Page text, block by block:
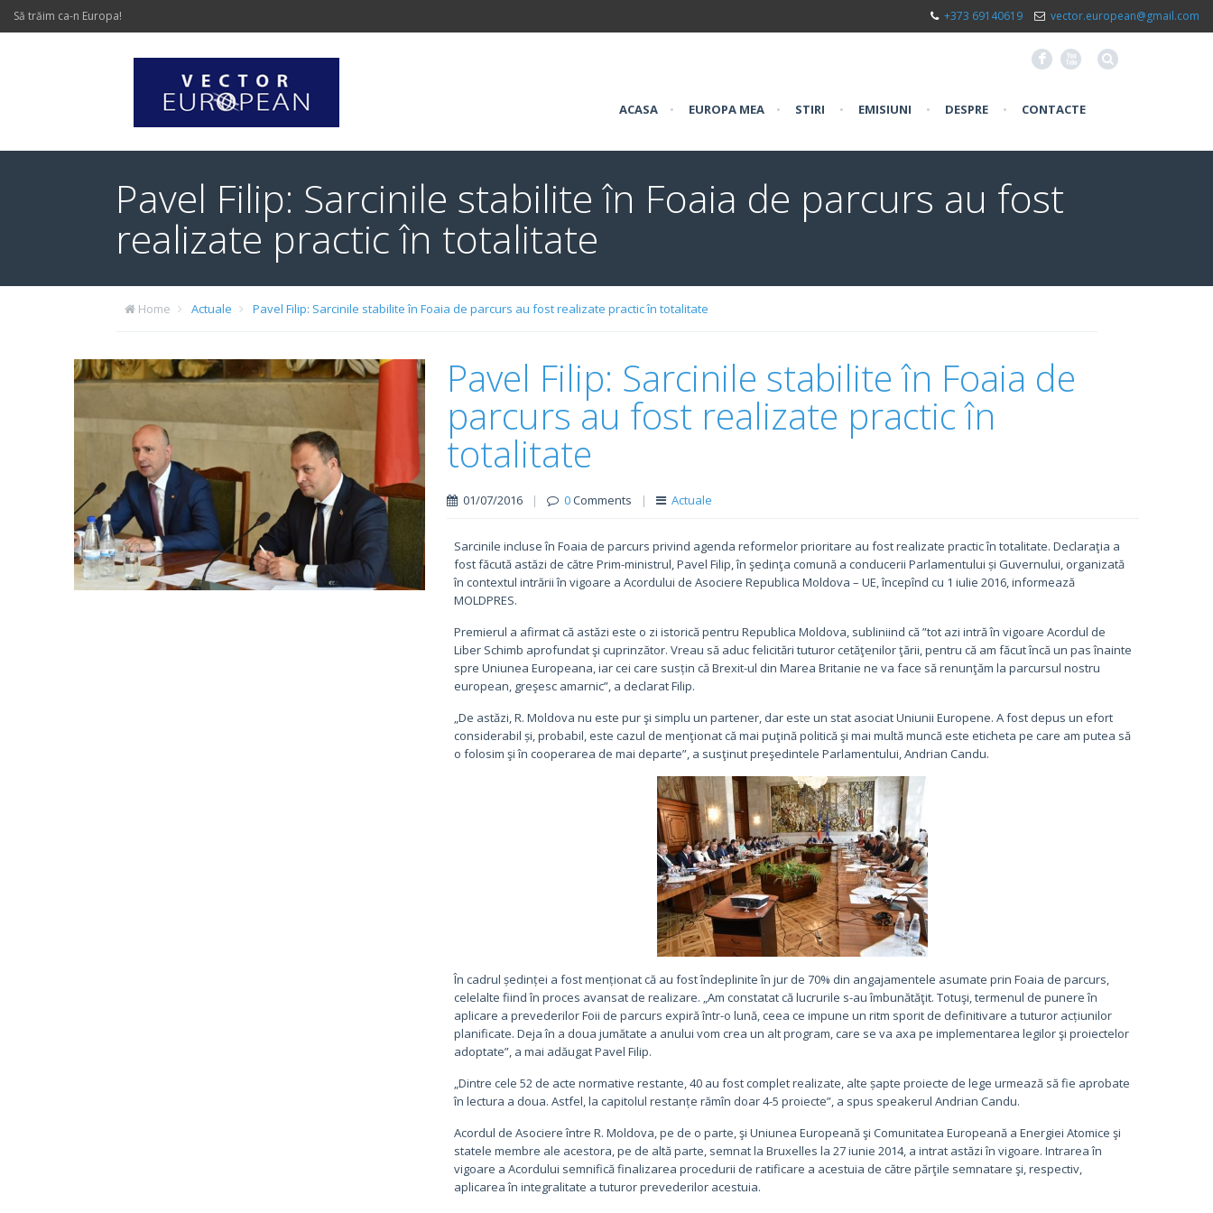
Să trăim ca-n Europa! +373 69140619 vector.european@gmail.com
F X
ACASA • EUROPA MEA • STIRI • EMISIUNI • DESPRE • CONTACTE
Pavel Filip: Sarcinile stabilite în Foaia de parcurs au fost
realizate practic în totalitate
Home Actuale Pavel Filip: Sarcinile stabilite în Foaia de parcurs au fost realizate practic în totalitate
Pavel Filip: Sarcinile stabilite în Foaia de
parcurs au fost realizate practic în
totalitate
01/07/2016 | 0Comments | Actuale
Sarcinile incluse în Foaia de parcurs privind agenda reformelor prioritare au fost realizate practic în totalitate. Declaraţia a
fost făcută astăzi de către Prim-ministrul, Pavel Filip, în şedinţa comună a conducerii Parlamentului și Guvernului, organizată
în contextul intrării în vigoare a Acordului de Asociere Republica Moldova – UE, începînd cu 1 iulie 2016, informează
MOLDPRES.
Premierul a afirmat că astăzi este o zi istorică pentru Republica Moldova, subliniind că ”tot azi intră în vigoare Acordul de
Liber Schimb aprofundat şi cuprinzător. Vreau să aduc felicitări tuturor cetăţenilor ţării, pentru că am făcut încă un pas înainte
spre Uniunea Europeana, iar cei care susțin că Brexit-ul din Marea Britanie ne va face să renunţăm la parcursul nostru
european, greşesc amarnic”, a declarat Filip.
„De astăzi, R. Moldova nu este pur şi simplu un partener, dar este un stat asociat Uniunii Europene. A fost depus un efort
considerabil și, probabil, este cazul de menţionat că mai puţină politică şi mai multă muncă este eticheta pe care am putea să
o folosim şi în cooperarea de mai departe”, a susţinut preşedintele Parlamentului, Andrian Candu.
În cadrul ședinței a fost menționat că au fost îndeplinite în jur de 70% din angajamentele asumate prin Foaia de parcurs,
celelalte fiind în proces avansat de realizare. „Am constatat că lucrurile s-au îmbunătăţit. Totuşi, termenul de punere în
aplicare a prevederilor Foii de parcurs expiră într-o lună, ceea ce impune un ritm sporit de definitivare a tuturor acțiunilor
planificate. Deja în a doua jumătate a anului vom crea un alt program, care se va axa pe implementarea legilor şi proiectelor
adoptate”, a mai adăugat Pavel Filip.
„Dintre cele 52 de acte normative restante, 40 au fost complet realizate, alte șapte proiecte de lege urmează să fie aprobate
în lectura a doua. Astfel, la capitolul restanțe rămîn doar 4-5 proiecte”, a spus speakerul Andrian Candu.
Acordul de Asociere între R. Moldova, pe de o parte, şi Uniunea Europeană şi Comunitatea Europeană a Energiei Atomice şi
statele membre ale acestora, pe de altă parte, semnat la Bruxelles la 27 iunie 2014, a intrat astăzi în vigoare. Intrarea în
vigoare a Acordului semnifică finalizarea procedurii de ratificare a acestuia de către părţile semnatare şi, respectiv,
aplicarea în integralitate a tuturor prevederilor acestuia.